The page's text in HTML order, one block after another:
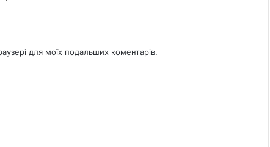
для моїх подальших коментарів.